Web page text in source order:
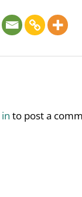
to post a